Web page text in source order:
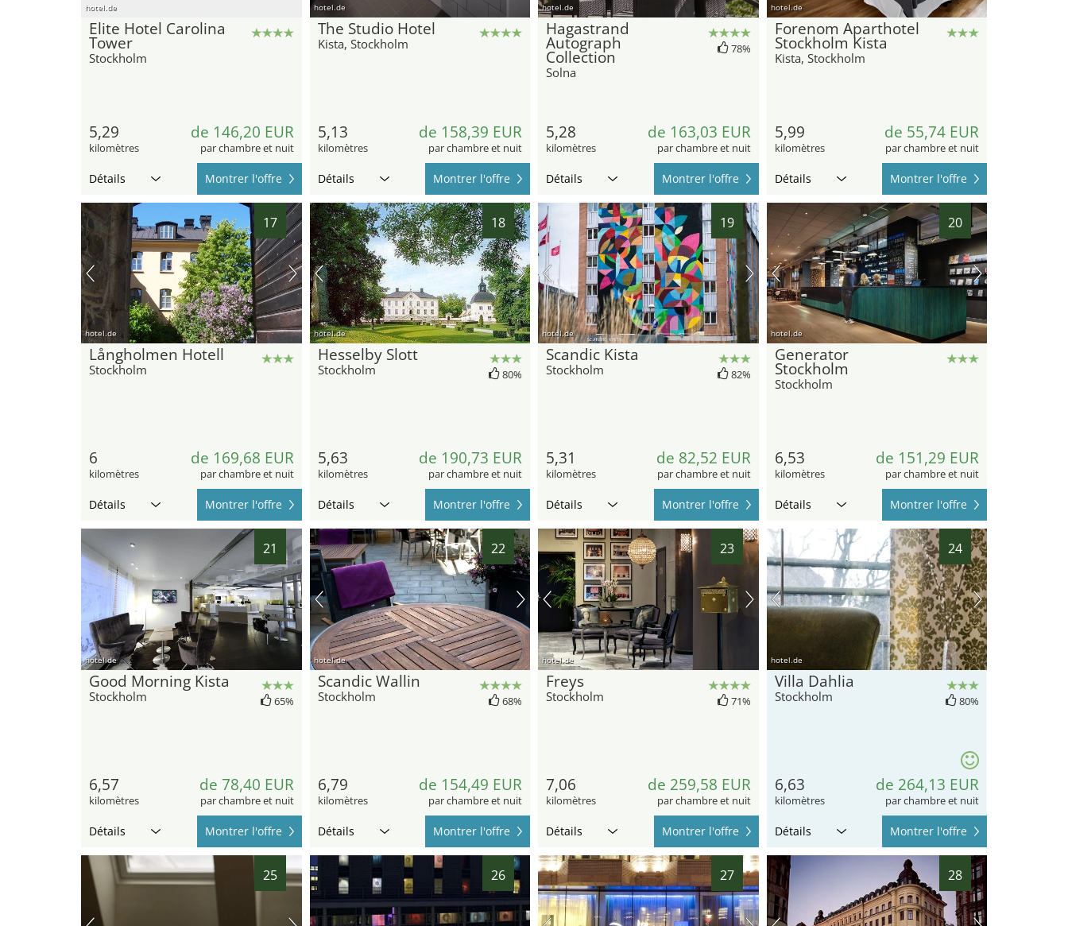
hotel.de
Elite Hotel Carolina
Tower
Stockholm
5,29
kilomètres
de 146,20 EUR
par chambre et nuit
Détails Montrer l'offre
hotel.de
The Studio Hotel
Kista, Stockholm
5,13
kilomètres
de 158,39 EUR
par chambre et nuit
Détails Montrer l'offre
hotel.de
Hagastrand
Autograph
Collection
Solna
78%
5,28
kilomètres
de 163,03 EUR
par chambre et nuit
Détails Montrer l'offre
hotel.de
Forenom Aparthotel
Stockholm Kista
Kista, Stockholm
5,99
kilomètres
de 55,74 EUR
par chambre et nuit
Détails Montrer l'offre
17
hotel.de
Långholmen Hotell
Stockholm
6
kilomètres
de 169,68 EUR
par chambre et nuit
Détails Montrer l'offre
18
hotel.de
Hesselby Slott
Stockholm 80%
5,63
kilomètres
de 190,73 EUR
par chambre et nuit
Détails Montrer l'offre
19
hotel.de
Scandic Kista
Stockholm 82%
5,31
kilomètres
de 82,52 EUR
par chambre et nuit
Détails Montrer l'offre
20
hotel.de
Generator
Stockholm
Stockholm
6,53
kilomètres
de 151,29 EUR
par chambre et nuit
Détails Montrer l'offre
21
hotel.de
Good Morning Kista
Stockholm 65%
6,57
kilomètres
de 78,40 EUR
par chambre et nuit
Détails Montrer l'offre
22
hotel.de
Scandic Wallin
Stockholm 68%
6,79
kilomètres
de 154,49 EUR
par chambre et nuit
Détails Montrer l'offre
23
hotel.de
Freys
Stockholm 71%
7,06
kilomètres
de 259,58 EUR
par chambre et nuit
Détails Montrer l'offre
24
hotel.de
Villa Dahlia
Stockholm 80%
6,63
kilomètres
de 264,13 EUR
par chambre et nuit
Détails Montrer l'offre
25 26 27 28